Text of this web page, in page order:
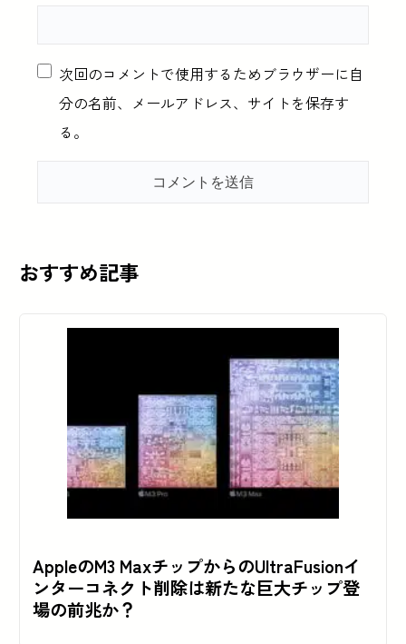
次回のコメントで使用するためブラウザーに自
分の名前、メールアドレス、サイトを保存す
る。
おすすめ記事
AppleのM3 MaxチップからのUltraFusionイ
ンターコネクト削除は新たな巨大チップ登
場の前兆か？